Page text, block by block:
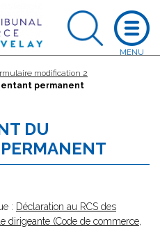
modification 2
permanent
DU
: Déclaration au RCS des
dirigeante (Code de commerce,